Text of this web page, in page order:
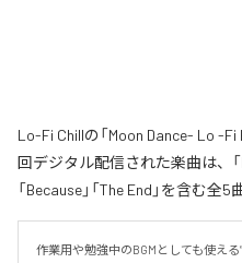
Lo-Fi Chillの「Moon Dance- Lo -
回デジタル配信された楽曲は、「I
「Because」「The End」を含む全5
作業用や勉強中のBGMとしても使え